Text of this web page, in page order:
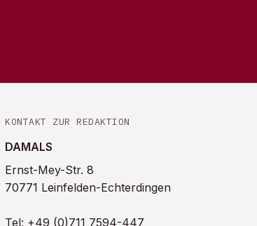
KONTAKT ZUR REDAKTION
DAMALS
Ernst-Mey-Str. 8
70771 Leinfelden-Echterdingen
Tel: +49 (0)711 7594-447